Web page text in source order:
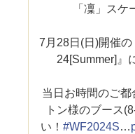
「凜」スケ
7月28日(日)開催
24[Summer]』
当日お時間のご
トン様のブース
い！ #WF2024S…